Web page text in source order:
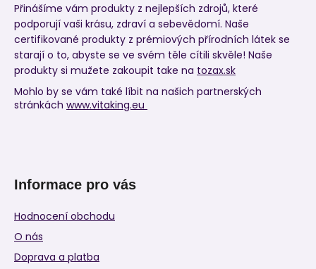
Přinášíme vám produkty z nejlepších zdrojů, které
podporují vaši krásu, zdraví a sebevědomí. Naše
certifikované produkty z prémiových přírodních látek se
starají o to, abyste se ve svém těle cítili skvěle! Naše
produkty si mužete zakoupit take na tozax.sk
Mohlo by se vám také líbit na našich partnerských
stránkách www.vitaking.eu
Informace pro vás
Hodnocení obchodu
O nás
Doprava a platba